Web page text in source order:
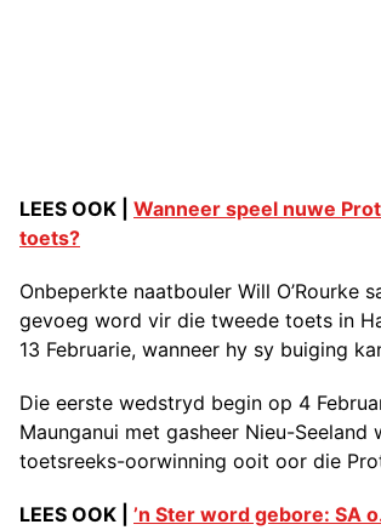
LEES OOK | Wanneer speel nuwe
toets?
Onbeperkte naatbouler Will O’Rourke
gevoeg word vir die tweede toets in
13 Februarie, wanneer hy sy buiging
Die eerste wedstryd begin op 4
Maunganui met gasheer Nieu-Seeland
toetsreeks-oorwinning ooit oor die
LEES OOK | ’n Ster word gebore: SA